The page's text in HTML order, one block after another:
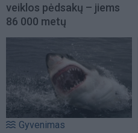
veiklos pėdsakų – jiems
86 000 metų
Gyvenimas